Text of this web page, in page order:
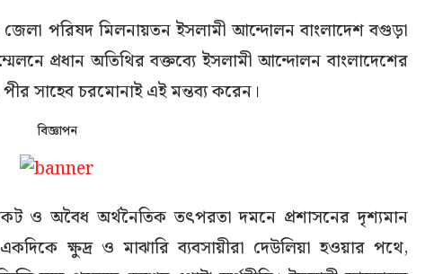
পরিষদ মিলনায়তন ইসলামী আন্দোলন বাংলাদেশ বগুড়া
প্রধান অতিথির বক্তব্যে ইসলামী আন্দোলন বাংলাদেশের
সাহেব চরমোনাই এই মন্তব্য করেন।
বিজ্ঞাপন
ও অবৈধ অর্থনৈতিক তৎপরতা দমনে প্রশাসনের দৃশ্যমান
ক্ষুদ্র ও মাঝারি ব্যবসায়ীরা দেউলিয়া হওয়ার পথে,